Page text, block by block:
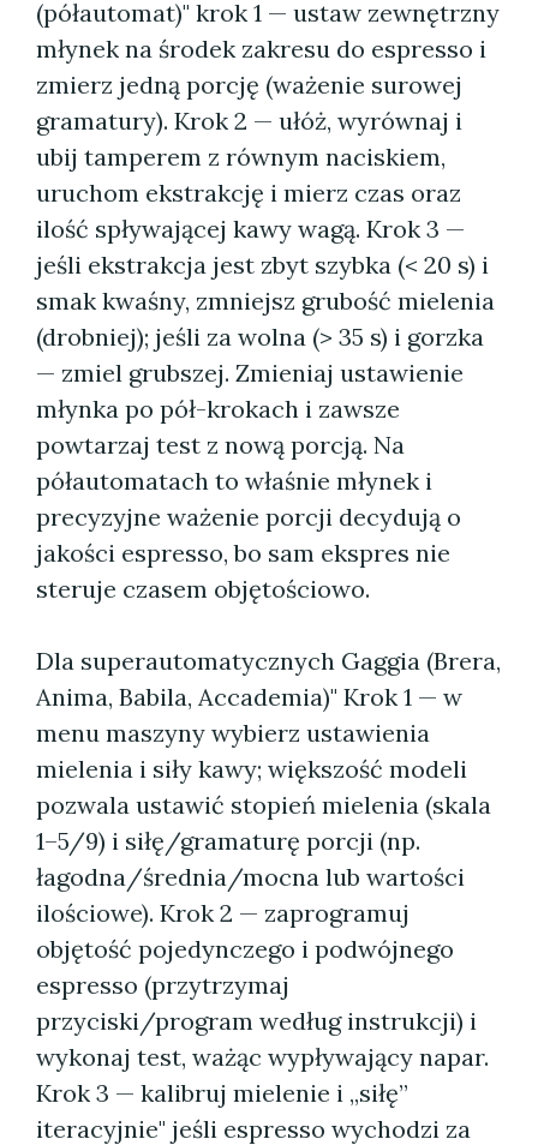
(półautomat)" krok 1 — ustaw zewnętrzny
młynek na środek zakresu do espresso i
zmierz jedną porcję (ważenie surowej
gramatury). Krok 2 — ułóż, wyrównaj i
ubij tamperem z równym naciskiem,
uruchom ekstrakcję i mierz czas oraz
ilość spływającej kawy wagą. Krok 3 —
jeśli ekstrakcja jest zbyt szybka (< 20 s) i
smak kwaśny, zmniejsz grubość mielenia
(drobniej); jeśli za wolna (> 35 s) i gorzka
— zmiel grubszej. Zmieniaj ustawienie
młynka po pół-krokach i zawsze
powtarzaj test z nową porcją. Na
półautomatach to właśnie młynek i
precyzyjne ważenie porcji decydują o
jakości espresso, bo sam ekspres nie
steruje czasem objętościowo.
Dla superautomatycznych Gaggia (Brera,
Anima, Babila, Accademia)" Krok 1 — w
menu maszyny wybierz ustawienia
mielenia i siły kawy; większość modeli
pozwala ustawić stopień mielenia (skala
1–5/9) i siłę/gramaturę porcji (np.
łagodna/średnia/mocna lub wartości
ilościowe). Krok 2 — zaprogramuj
objętość pojedynczego i podwójnego
espresso (przytrzymaj
przyciski/program według instrukcji) i
wykonaj test, ważąc wypływający napar.
Krok 3 — kalibruj mielenie i „siłę”
iteracyjnie" jeśli espresso wychodzi za